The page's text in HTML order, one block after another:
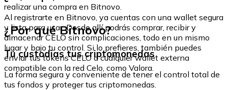
realizar una compra en Bitnovo.
Al registrarte en Bitnovo, ya cuentas con una wallet segura
y lista para usar. Desde allí podrás comprar, recibir y
almacenar CELO sin complicaciones, todo en un mismo
lugar y bajo tu control. Si lo prefieres, también puedes
enviar tus tokens CELO a cualquier wallet externa
compatible con la red Celo, como Valora.
¿Por qué Bitnovo?
Tu custodias tus criptomonedas
La forma segura y conveniente de tener el control total de
tus fondos y proteger tus criptomonedas.